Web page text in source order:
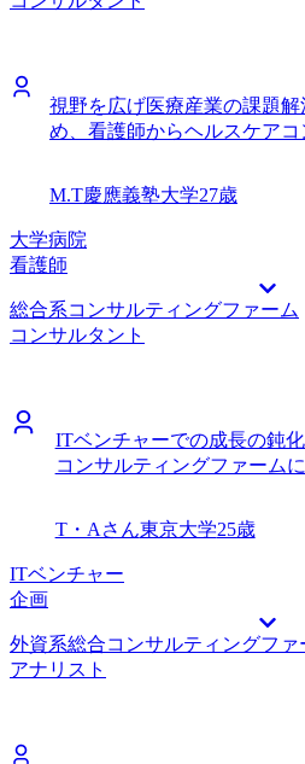
視野を広げ医療産業の課題
め、看護師からヘルスケア
M.T慶應義塾大学27歳
大学病院
看護師
総合系コンサルティングファーム
コンサルタント
ITベンチャーでの成長の鈍
コンサルティングファーム
T・Aさん東京大学25歳
ITベンチャー
企画
外資系総合コンサルティングファ
アナリスト